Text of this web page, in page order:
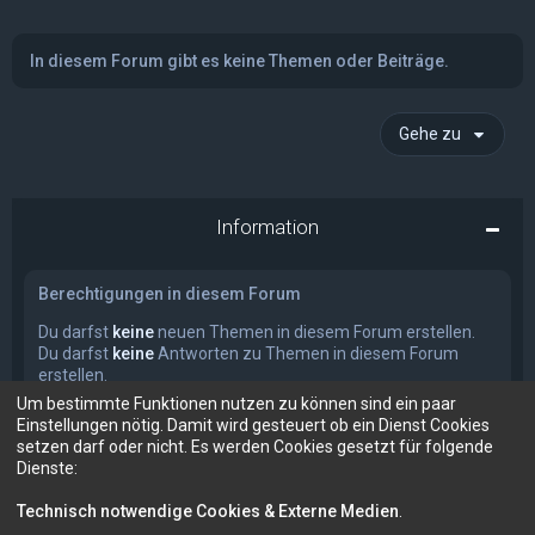
In diesem Forum gibt es keine Themen oder Beiträge.
Gehe zu
Information
Berechtigungen in diesem Forum
Du darfst keineneuen Themen in diesem Forum erstellen.
Du darfst keineAntworten zu Themen in diesem Forum
erstellen.
Du darfst deine Beiträge in diesem Forumnicht ändern.
Du darfst deine Beiträge in diesem Forum nichtlöschen.
Du darfstkeineDateianhänge in diesem Forum erstellen.
Um bestimmte Funktionen nutzen zu können sind ein paar
Einstellungen nötig. Damit wird gesteuert ob ein Dienst Cookies
setzen darf oder nicht. Es werden Cookies gesetzt für folgende
Dienste:
Technisch notwendige Cookies & Externe Medien